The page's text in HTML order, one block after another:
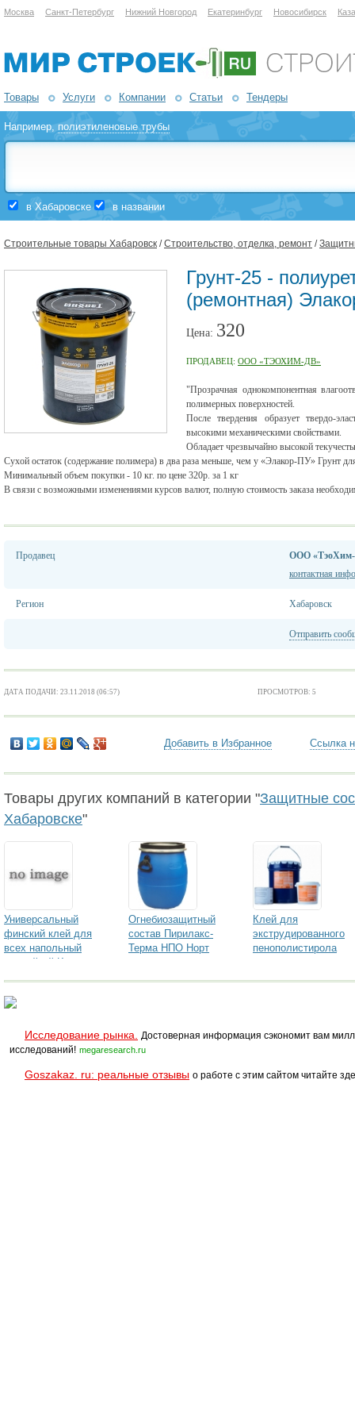
Москва Санкт-Петербург Нижний Новгород Екатеринбург Новосибирск
Товары Услуги Компании Статьи Тендеры
Например,полиэтиленовые трубы
в Хабаровске в названии
Строительные товары Хабаровск /Строительство, отделка, ремонт /
Грунт-25 -
(ремонтная)
Цена: 320
ПРОДАВЕЦ: ООО «ТЭОХИМ-ДВ»
"Прозрачная однокомпонентная
полимерных поверхностей.
После твердения образует твердо-
высокими механическими свойствами.
Обладает чрезвычайно высокой
Сухой остаток (содержание полимера) в два раза меньше, чем у «Элакор-ПУ» Грунт
Минимальный объем покупки - 10 кг. по цене 320р. за 1 кг
В связи с возможными изменениями курсов валют, полную стоимость заказа
Продавец
ООО
контактная
Регион Хабаровск
Отправить
ДАТА ПОДАЧИ: 23.11.2018 (06:57) ПРОСМОТРОВ: 5
Добавить в Избранное Ссылка
Товары других компаний в категории "Защитные
Хабаровске"
Универсальный
финский клей для
всех напольный
покрыйтий Kesto
Огнебиозащитный
состав Пирилакс-
Терма НПО Норт
Клей для
экструдированного
пенополистирола
Исследование рынка.
Достоверная информация сэкономит вам
исследований! megaresearch.ru
Goszakaz. ru: реальные отзывы о работе с этим сайтом читайте